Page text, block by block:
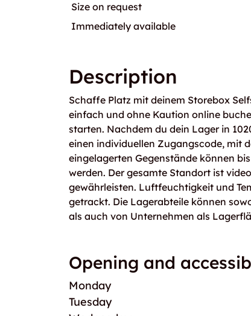
Size on request
Immediately available
Description
Schaffe Platz mit deinem Storebox
einfach und ohne Kaution online
starten. Nachdem du dein Lager in
einen individuellen Zugangscode, mit
eingelagerten Gegenstände können
werden. Der gesamte Standort ist
gewährleisten. Luftfeuchtigkeit und
getrackt. Die Lagerabteile können
als auch von Unternehmen als
Opening and
Monday
Tuesday